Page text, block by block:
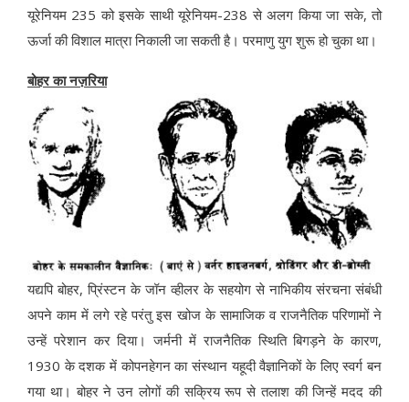
यूरेनियम 235 को इसके साथी यूरेनियम-238 से अलग किया जा सके, तो
ऊर्जा की विशाल मात्रा निकाली जा सकती है। परमाणु युग शुरू हो चुका था।
बोहर का नज़रिया
यद्यपि बोहर, प्रिंस्टन के जॉन व्हीलर के सहयोग से नाभिकीय संरचना संबंधी
अपने काम में लगे रहे परंतु इस खोज के सामाजिक व राजनैतिक परिणामों ने
उन्हें परेशान कर दिया। जर्मनी में राजनैतिक स्थिति बिगड़ने के कारण,
1930 के दशक में कोपनहेगन का संस्थान यहूदी वैज्ञानिकों के लिए स्वर्ग बन
गया था। बोहर ने उन लोगों की सक्रिय रूप से तलाश की जिन्हें मदद की